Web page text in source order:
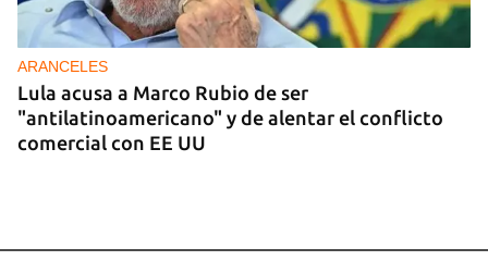
ARANCELES
Lula acusa a Marco Rubio de ser
"antilatinoamericano" y de alentar el conflicto
comercial con EE UU